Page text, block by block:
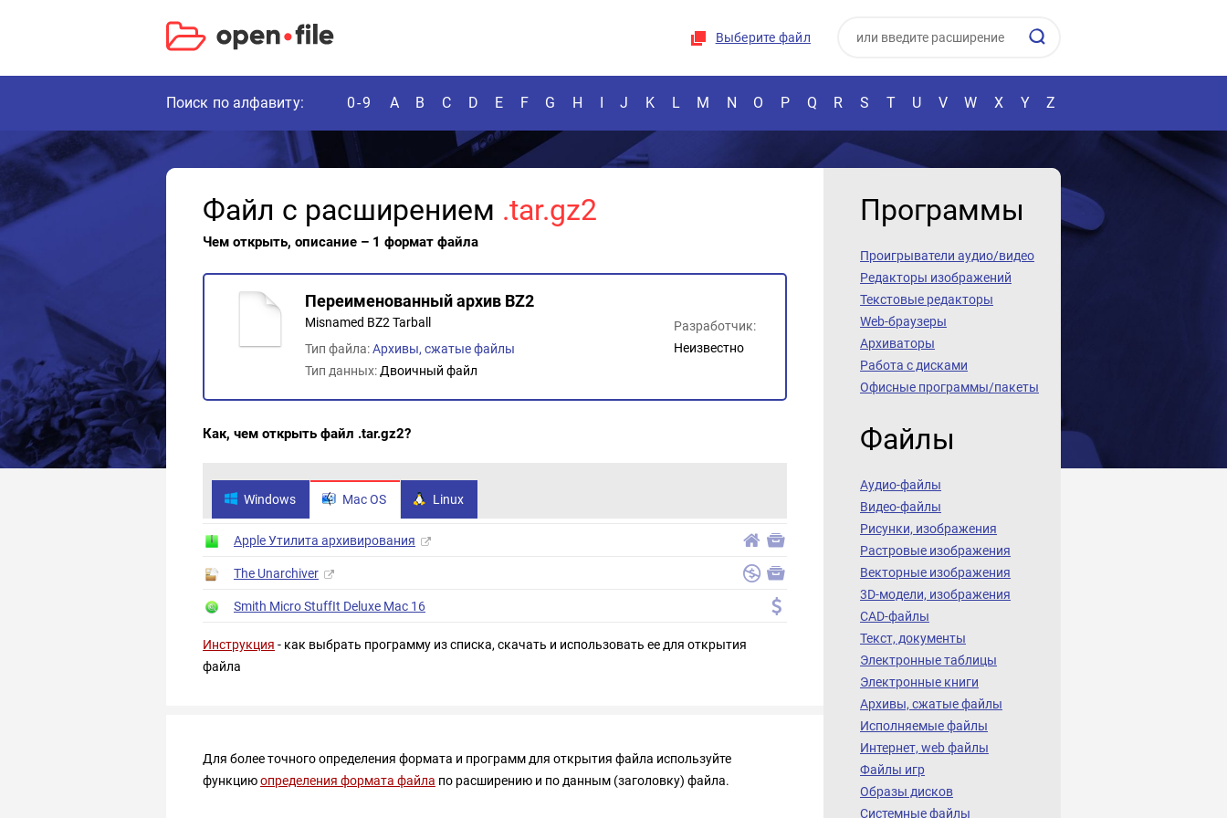
Выберите файл
Поиск по алфавиту: 0-9 A B C D E F G H I J K L M N O P Q R S T U V W X Y Z
Файл с расширением .tar.gz2
Чем открыть, описание – 1 формат файла
Переименованный архив BZ2
Misnamed BZ2 Tarball
Тип файла:Архивы, сжатые файлы
Тип данных: Двоичный файл
Разработчик:
Неизвестно
Как, чем открыть файл .tar.gz2?
Windows Mac OS Linux
Apple Утилита архивирования
The Unarchiver
Smith Micro StuffIt Deluxe Mac 16
Инструкция - как выбрать программу из списка, скачать и использовать ее для открытия
файла
Для более точного определения формата и программ для открытия файла используйте
функциюопределения формата файла по расширению и по данным (заголовку) файла.
Программы
Проигрыватели аудио/видео
Редакторы изображений
Текстовые редакторы
Web-браузеры
Архиваторы
Работа с дисками
Офисные программы/пакеты
Файлы
Аудио-файлы
Видео-файлы
Рисунки, изображения
Растровые изображения
Векторные изображения
3D-модели, изображения
CAD-файлы
Текст, документы
Электронные таблицы
Электронные книги
Архивы, сжатые файлы
Исполняемые файлы
Интернет, web файлы
Файлы игр
Образы дисков
Системные файлы